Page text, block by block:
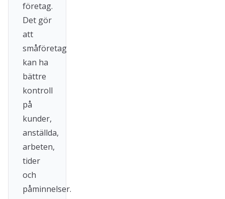
företag.
Det gör
att
småföretag
kan ha
bättre
kontroll
på
kunder,
anställda,
arbeten,
tider
och
påminnelser.